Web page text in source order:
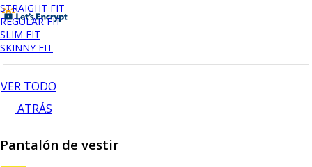
STRAIGHT FIT
REGULAR FIT
SLIM FIT
SKINNY FIT
VER TODO
ATRÁS
Pantalón de vestir